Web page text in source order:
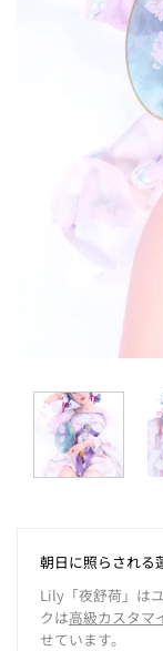
朝日に照らされる
Lily「夜舒荷」は
クは高級カスタマ
せています。